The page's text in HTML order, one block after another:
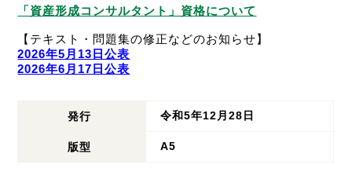
「資産形成コンサルタント」資格について
【テキスト・問題集の修正などのお知らせ】
2026年5月13日公表
2026年6月17日公表
発行 令和5年12月28日
版型 A5